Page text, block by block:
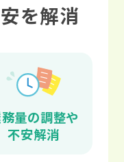
を解消
量の調整や
不安解消